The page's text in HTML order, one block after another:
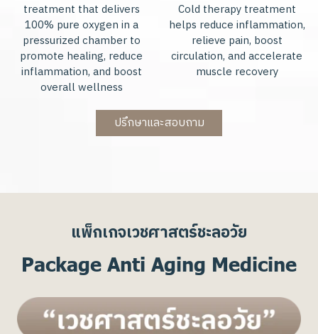
treatment that delivers
100% pure oxygen in a
pressurized chamber to
promote healing, reduce
inflammation, and boost
overall wellness
Cold therapy treatment
helps reduce inflammation,
relieve pain, boost
circulation, and accelerate
muscle recovery
ปรึกษาและสอบถาม
แพ็กเกจเวชศาสตร์ชะลอวัย
Package Anti Aging Medicine